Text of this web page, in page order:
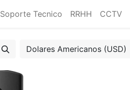
Soporte Tecnico RRHH CCTV
Dolares Americanos (USD)